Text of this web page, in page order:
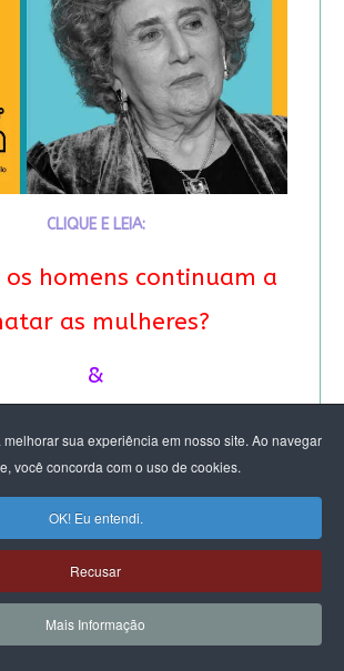
sua experiência em nosso site. Ao navegar
você concorda com o uso de cookies.
OK! Eu entendi.
Recusar
Mais Informação
CLIQUE E LEIA:
os homens continuam a
as mulheres?
&
“A noção de
é profunda”.
especial com Eva
Alterman Blay